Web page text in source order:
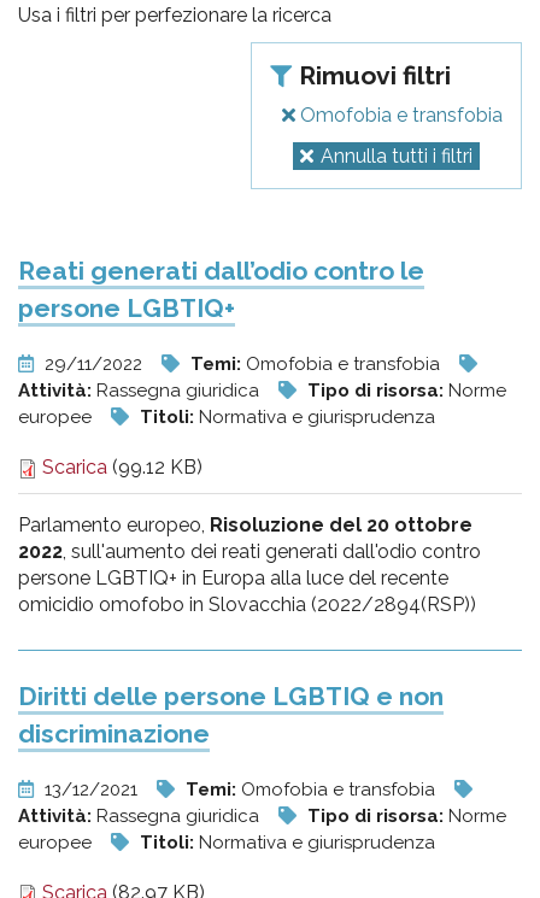
l'infanzia
l'adolescenza
Usa i filtri per perfezionare la ricerca
Rimuovi filtri
Omofobia e transfobia
Annulla tutti i filtri
Reati generati dall’odio contro le
persone LGBTIQ+
29/11/2022 Temi: Omofobia e transfobia
Attività: Rassegna giuridica Tipo di risorsa: Norme
europee
Titoli: Normativa e giurisprudenza
Scarica (99.12 KB)
Parlamento europeo, Risoluzione del 20 ottobre
2022, sull'aumento dei reati generati dall'odio contro
persone LGBTIQ+ in Europa alla luce del recente
omicidio omofobo in Slovacchia (2022/2894(RSP))
Diritti delle persone LGBTIQ e non
discriminazione
13/12/2021 Temi: Omofobia e transfobia
Attività: Rassegna giuridica Tipo di risorsa: Norme
europee
Titoli: Normativa e giurisprudenza
Scarica (82.97 KB)